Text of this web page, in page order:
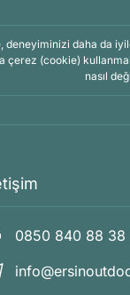
daha da
çerez (cookie)
nasıl
0850 840 88 38